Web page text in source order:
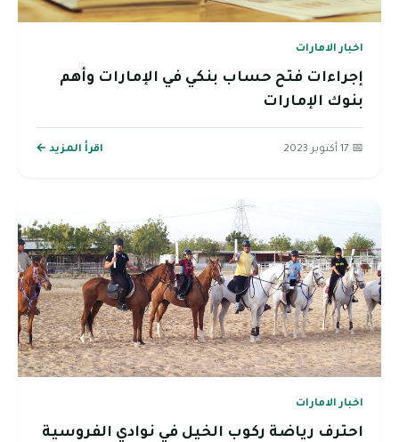
اخبار الامارات
إجراءات فتح حساب بنكي في الإمارات وأهم
بنوك الإمارات
📅 17 أكتوبر 2023 اقرأ المزيد ←
اخبار الامارات
احترف رياضة ركوب الخيل في نوادي الفروسية